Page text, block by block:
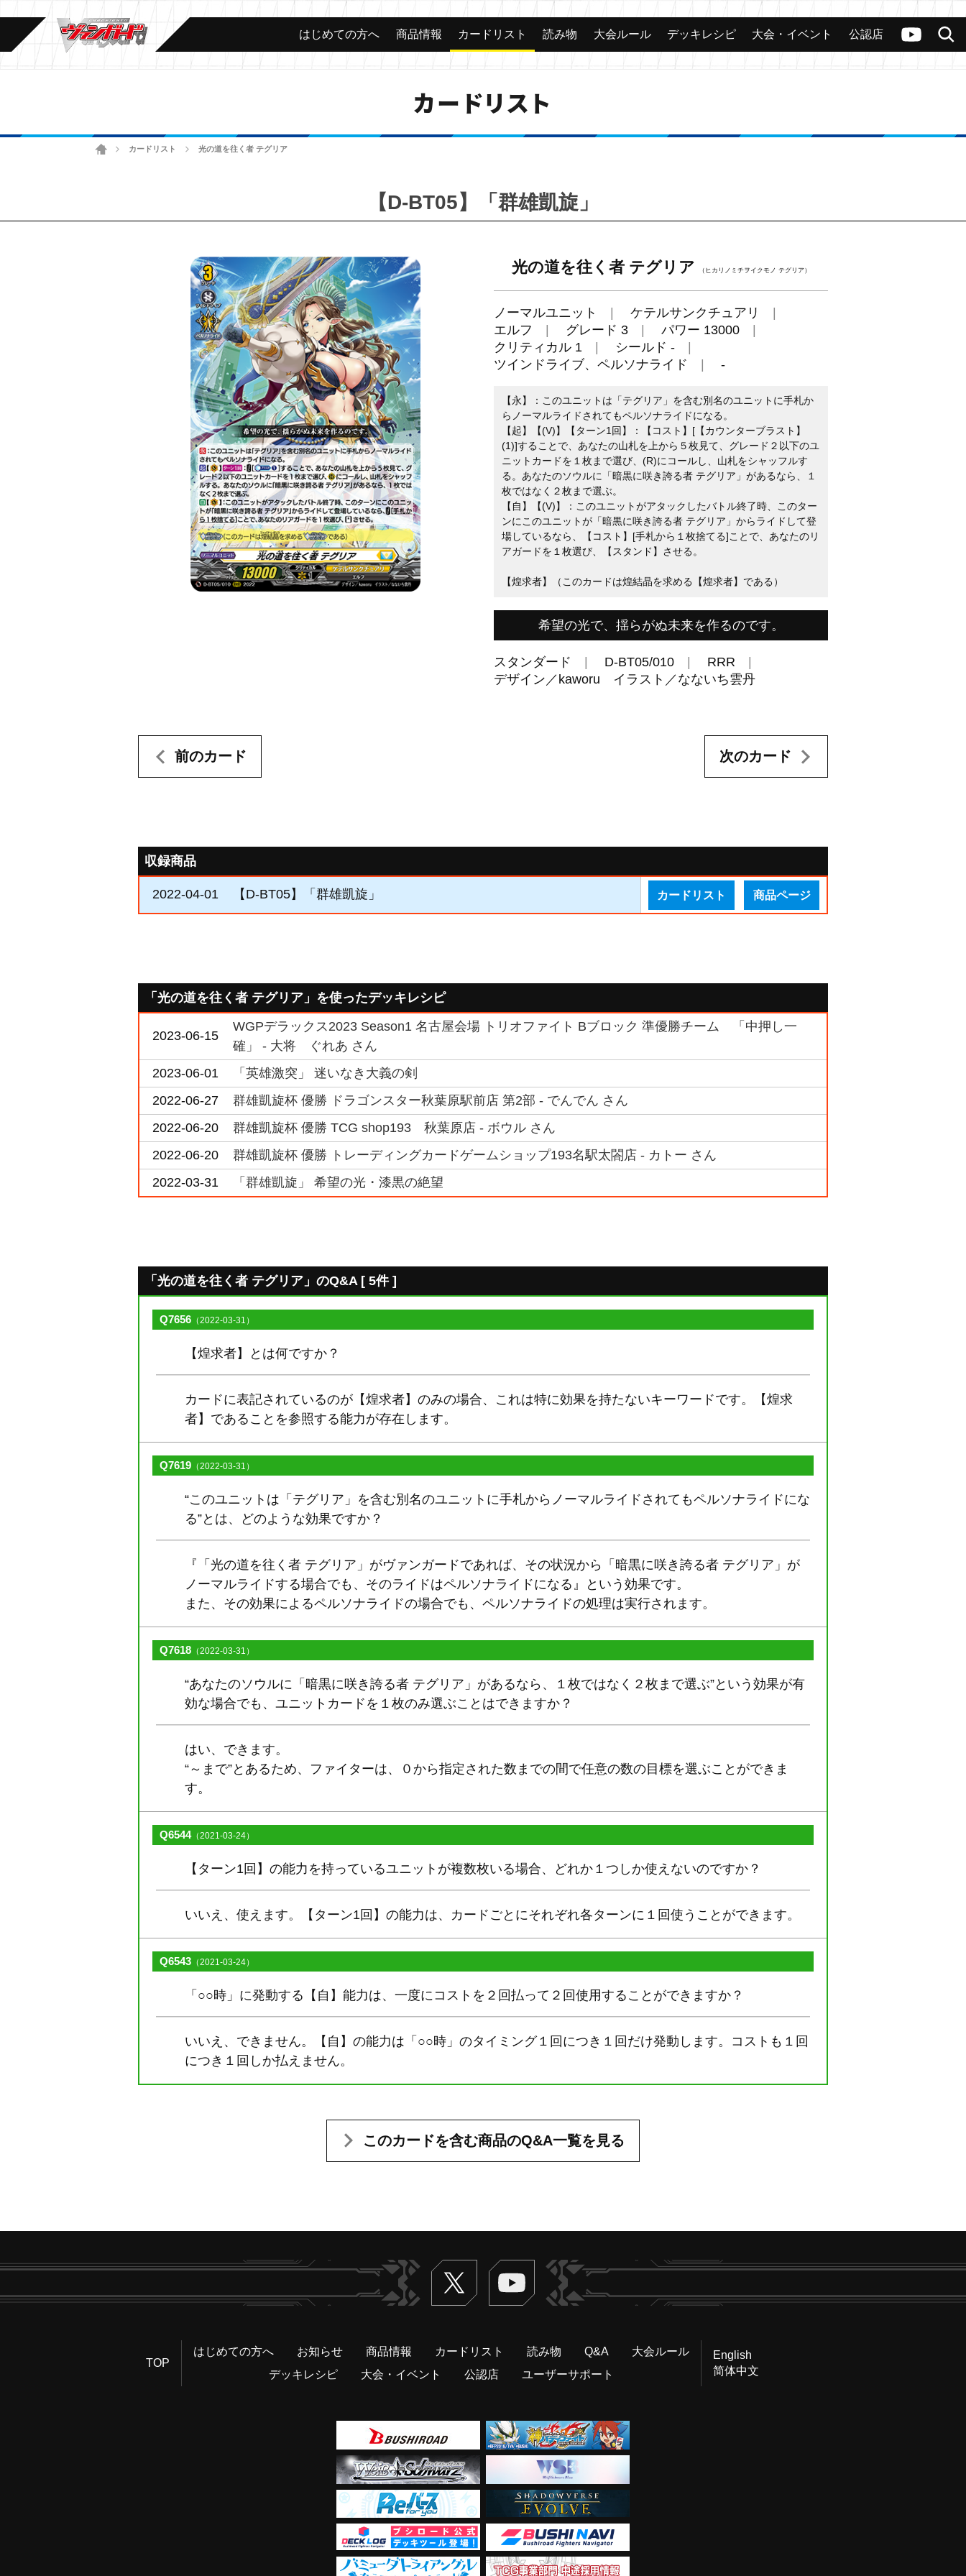
ヴァンガードch
検索
カード 大会 公認店舗 その他
はじめての方へ 商品情報 カードリスト 読み物 大会ルール デッキレシピ 大会・イベント 公認店
カードリスト
ホームカードリスト 光の道を往く者 テグリア
【D-BT05】「群雄凱旋」
光の道を往く者 テグリア （ヒカリノミチヲイクモノ テグリア）
ノーマルユニット
ケテルサンクチュアリ
エルフ
グレード 3
パワー 13000
クリティカル 1
シールド -
ツインドライブ、ペルソナライド
-
【永】：このユニットは「テグリア」を含む別名のユニットに手札か
らノーマルライドされてもペルソナライドになる。
【起】【(V)】【ターン1回】：【コスト】[【カウンターブラスト】
(1)]することで、あなたの山札を上から５枚見て、グレード２以下のユ
ニットカードを１枚まで選び、(R)にコールし、山札をシャッフルす
る。あなたのソウルに「暗黒に咲き誇る者 テグリア」があるなら、１
枚ではなく２枚まで選ぶ。
【自】【(V)】：このユニットがアタックしたバトル終了時、このター
ンにこのユニットが「暗黒に咲き誇る者 テグリア」からライドして登
場しているなら、【コスト】[手札から１枚捨てる]ことで、あなたのリ
アガードを１枚選び、【スタンド】させる。
【煌求者】（このカードは煌結晶を求める【煌求者】である）
希望の光で、揺らがぬ未来を作るのです。
スタンダード D-BT05/010
RRR
デザイン／kaworu イラスト／なないち雲丹
前のカード 次のカード
収録商品
2022-04-01 【D-BT05】「群雄凱旋」 カードリスト 商品ページ
「光の道を往く者 テグリア」を使ったデッキレシピ
2023-06-15
WGPデラックス2023 Season1 名古屋会場 トリオファイト Bブロック 準優勝チーム 「中押し一
確」 - 大将 ぐれあ さん
2023-06-01
「英雄激突」 迷いなき大義の剣
2022-06-27
群雄凱旋杯 優勝 ドラゴンスター秋葉原駅前店 第2部 - でんでん さん
2022-06-20
群雄凱旋杯 優勝 TCG shop193 秋葉原店 - ボウル さん
2022-06-20
群雄凱旋杯 優勝 トレーディングカードゲームショップ193名駅太閤店 - カトー さん
2022-03-31
「群雄凱旋」 希望の光・漆黒の絶望
「光の道を往く者 テグリア」のQ&A [ 5件 ]
Q7656 （2022-03-31）
【煌求者】とは何ですか？
カードに表記されているのが【煌求者】のみの場合、これは特に効果を持たないキーワードです。【煌求
者】であることを参照する能力が存在します。
Q7619 （2022-03-31）
“このユニットは「テグリア」を含む別名のユニットに手札からノーマルライドされてもペルソナライドにな
る”とは、どのような効果ですか？
『「光の道を往く者 テグリア」がヴァンガードであれば、その状況から「暗黒に咲き誇る者 テグリア」が
ノーマルライドする場合でも、そのライドはペルソナライドになる』という効果です。
また、その効果によるペルソナライドの場合でも、ペルソナライドの処理は実行されます。
Q7618 （2022-03-31）
“あなたのソウルに「暗黒に咲き誇る者 テグリア」があるなら、１枚ではなく２枚まで選ぶ”という効果が有
効な場合でも、ユニットカードを１枚のみ選ぶことはできますか？
はい、できます。
“～まで”とあるため、ファイターは、０から指定された数までの間で任意の数の目標を選ぶことができま
す。
Q6544（2021-03-24）
【ターン1回】の能力を持っているユニットが複数枚いる場合、どれか１つしか使えないのですか？
いいえ、使えます。【ターン1回】の能力は、カードごとにそれぞれ各ターンに１回使うことができます。
Q6543 （2021-03-24）
「○○時」に発動する【自】能力は、一度にコストを２回払って２回使用することができますか？
いいえ、できません。【自】の能力は「○○時」のタイミング１回につき１回だけ発動します。コストも１回
につき１回しか払えません。
このカードを含む商品のQ&A一覧を見る
Twitter ヴァンガードch
TOP
はじめての方へ お知らせ 商品情報 カードリスト 読み物 Q&A
大会ルール
デッキレシピ
大会・イベント 公認店 ユーザーサポート
English
简体中文